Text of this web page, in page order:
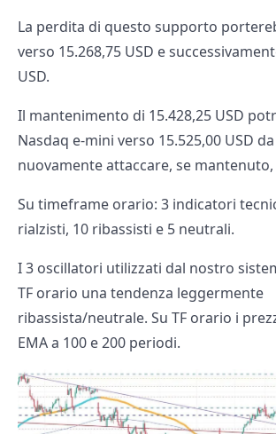
La perdita di questo supporto
verso 15.268,75 USD e
USD.
Il mantenimento di 15.428,25 USD
Nasdaq e-mini verso 15.525,00 USD
nuovamente attaccare, se mantenuto,
Su timeframe orario: 3 indicatori
rialzisti, 10 ribassisti e 5 neutrali.
I 3 oscillatori utilizzati dal nostro
TF orario una tendenza leggermente
ribassista/neutrale. Su TF orario i
EMA a 100 e 200 periodi.